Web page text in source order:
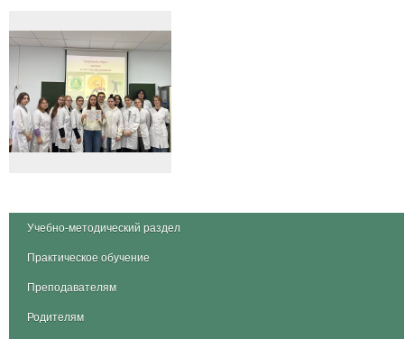
Учебно-методический раздел
Практическое обучение
Преподавателям
Родителям